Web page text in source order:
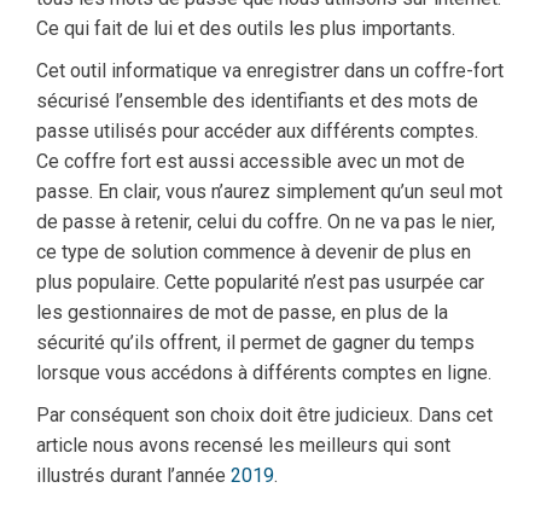
Ce qui fait de lui et des outils les plus importants.
Cet outil informatique va enregistrer dans un coffre-fort
sécurisé l’ensemble des identifiants et des mots de
passe utilisés pour accéder aux différents comptes.
Ce coffre fort est aussi accessible avec un mot de
passe. En clair, vous n’aurez simplement qu’un seul mot
de passe à retenir, celui du coffre. On ne va pas le nier,
ce type de solution commence à devenir de plus en
plus populaire. Cette popularité n’est pas usurpée car
les gestionnaires de mot de passe, en plus de la
sécurité qu’ils offrent, il permet de gagner du temps
lorsque vous accédons à différents comptes en ligne.
Par conséquent son choix doit être judicieux. Dans cet
article nous avons recensé les meilleurs qui sont
illustrés durant l’année 2019.